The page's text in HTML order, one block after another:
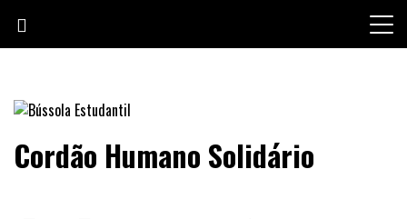
content
Bússola Estudantil
Cordão Humano Solidário